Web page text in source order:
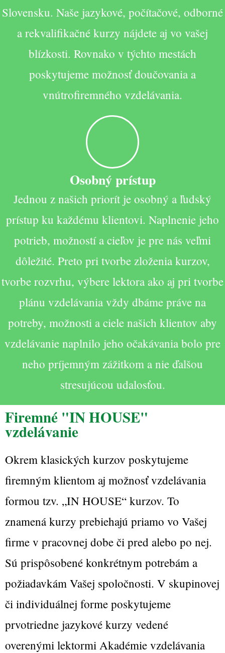
Slovensku. Naše jazykové, počítačové, odborné
a rekvalifikačné kurzy nájdete aj vo vašej
blízkosti. Rovnako v týchto mestách
poskytujeme možnosť doučovania a
vnútrofiremného vzdelávania.
Osobný prístup
Jednou z našich priorít je osobný a ľudský
prístup ku každému klientovi. Naplnenie jeho
potrieb, možností a cieľov je pre nás veľmi
dôležité. Preto pri tvorbe zloženia kurzov,
tvorbe rozvrhu, výbere lektora ako aj pri tvorbe
plánu vzdelávania vždy dbáme práve na
potreby, možnosti a ciele našich klientov aby
vzdelávanie naplnilo jeho očakávania bolo pre
neho príjemným zážitkom a nie ďalšou
stresujúcou udalosťou.
Firemné "IN HOUSE"
vzdelávanie
Okrem klasických kurzov poskytujeme
firemným klientom aj možnosť vzdelávania
formou tzv. „IN HOUSE“ kurzov. To
znamená kurzy prebiehajú priamo vo Vašej
firme v pracovnej dobe či pred alebo po nej.
Sú prispôsobené konkrétnym potrebám a
požiadavkám Vašej spoločnosti. V skupinovej
či individuálnej forme poskytujeme
prvotriedne jazykové kurzy vedené
overenými lektormi Akadémie vzdelávania